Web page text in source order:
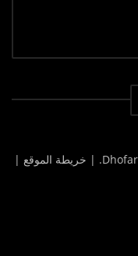
| خريطة الموقع |